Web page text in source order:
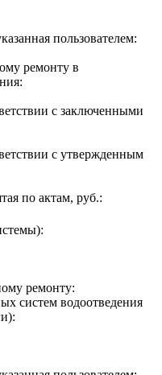
пользователем:
ремонту в
с заключенными
с утвержденным
по актам, руб.:
ремонту:
систем водоотведения